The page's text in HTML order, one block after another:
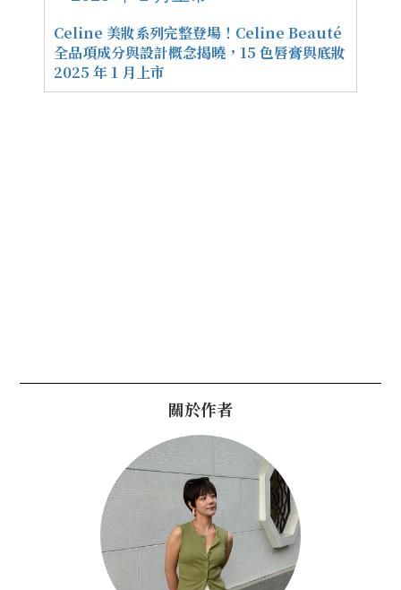
Celine 美妝系列完整登場！Celine Beauté
全品項成分與設計概念揭曉，15 色唇膏與底妝
2025 年 1 月上市
關於作者